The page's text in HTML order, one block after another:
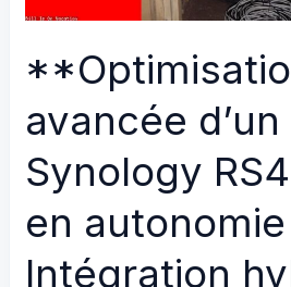
performante
MultiPlus-
+
Fronius
GEN24,
gestion
avancée d’un
Synology
en
Intégration